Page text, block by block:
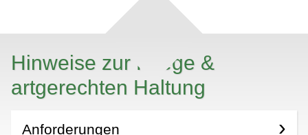
Hinweise zur Pflege &
artgerechten Haltung
Anforderungen